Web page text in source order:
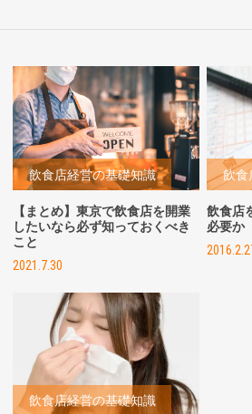
飲食店経営の基礎知識
【まとめ】東京で飲食店を開業
したいなら必ず知っておくべき
こと
2021.7.30
飲食
飲食店
必要か
飲食店経営の基礎知識